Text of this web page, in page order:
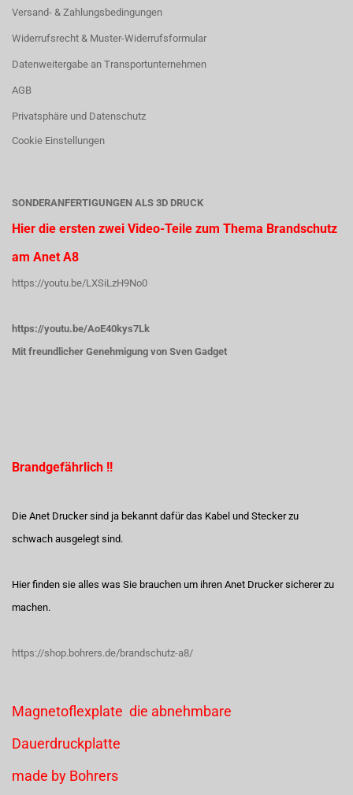
Versand- & Zahlungsbedingungen
Widerrufsrecht & Muster-Widerrufsformular
Datenweitergabe an Transportunternehmen
AGB
Privatsphäre und Datenschutz
Cookie Einstellungen
SONDERANFERTIGUNGEN ALS 3D DRUCK
Hier die ersten zwei Video-Teile zum Thema Brandschutz
am Anet A8
https://youtu.be/LXSiLzH9No0
https://youtu.be/AoE40kys7Lk
Mit freundlicher Genehmigung von Sven Gadget
Brandgefährlich !!
Die Anet Drucker sind ja bekannt dafür das Kabel und Stecker zu
schwach ausgelegt sind.
Hier finden sie alles was Sie brauchen um ihren Anet Drucker sicherer zu
machen.
https://shop.bohrers.de/brandschutz-a8/
Magnetoflexplate die abnehmbare
Dauerdruckplatte
made by Bohrers